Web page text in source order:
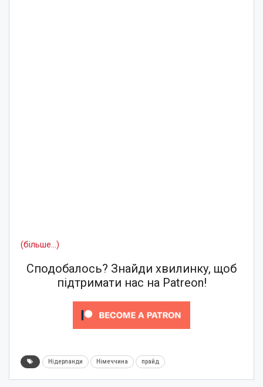
(більше…)
Сподобалось? Знайди хвилинку, щоб
підтримати нас на Patreon!
Нідерланди Німеччина прайд